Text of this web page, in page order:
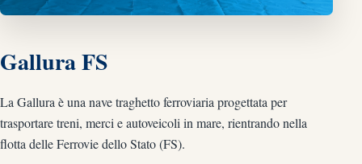
Gallura FS
La Gallura è una nave traghetto ferroviaria progettata per
trasportare treni, merci e autoveicoli in mare, rientrando nella
flotta delle Ferrovie dello Stato (FS).